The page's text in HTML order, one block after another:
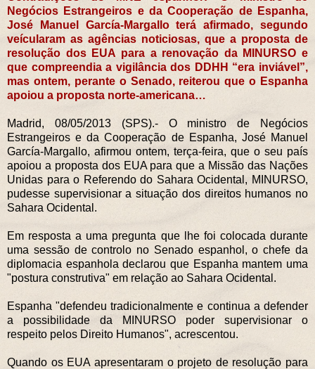
Negócios Estrangeiros e da Cooperação de Espanha,
José Manuel García-Margalloterá afirmado, segundo
veícularam as agências noticiosas, que a proposta de
resolução dos EUA para a renovação da MINURSO e
que compreendia a vigilância dos DDHH “era inviável”,
mas ontem, perante o Senado, reiterou que o Espanha
apoiou a proposta norte-americana…
Madrid, 08/05/2013 (SPS).- O ministro de Negócios
Estrangeiros e da Cooperação de Espanha, José Manuel
García-Margallo, afirmou ontem, terça-feira, que o seu país
apoiou a proposta dos EUA para que a Missão das Nações
Unidas para o Referendo do Sahara Ocidental, MINURSO,
pudesse supervisionar a situação dos direitos humanos no
Sahara Ocidental.
Em resposta a uma pregunta que lhe foi colocada durante
uma sessão de controlo no Senado espanhol, o chefe da
diplomacia espanhola declarou que Espanha mantem uma
"postura construtiva" em relação ao Sahara Ocidental.
Espanha "defendeu tradicionalmente e continua a defender
a possibilidade da MINURSO poder supervisionar o
respeito pelos Direito Humanos", acrescentou.
Quando os EUA apresentaram o projeto de resolução para